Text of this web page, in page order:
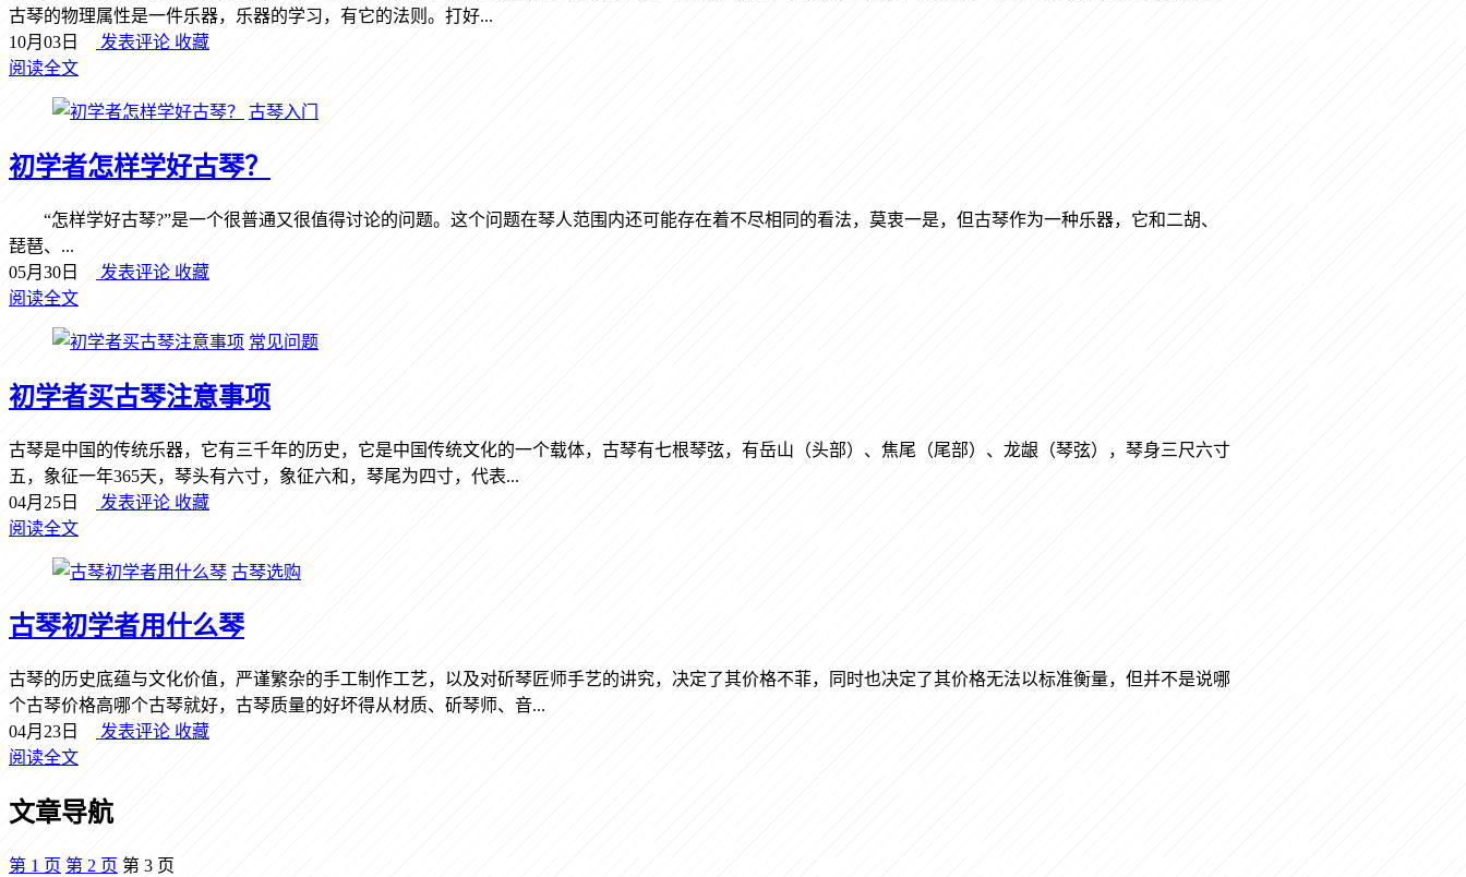
古琴的物理属性是一件乐器，乐器的学习，有它的法则。打好...
10月03日
发表评论 收藏
阅读全文
古琴入门
初学者怎样学好古琴？
“怎样学好古琴?”是一个很普通又很值得讨论的问题。这个问题在琴人范围内还可能存在着不尽相同的看法，莫衷一是，但古琴作为一种乐器，它和二胡、
琵琶、...
05月30日
发表评论 收藏
阅读全文
常见问题
初学者买古琴注意事项
古琴是中国的传统乐器，它有三千年的历史，它是中国传统文化的一个载体，古琴有七根琴弦，有岳山（头部）、焦尾（尾部）、龙龈（琴弦），琴身三尺六寸
五，象征一年365天，琴头有六寸，象征六和，琴尾为四寸，代表...
04月25日
发表评论 收藏
阅读全文
古琴选购
古琴初学者用什么琴
古琴的历史底蕴与文化价值，严谨繁杂的手工制作工艺，以及对斫琴匠师手艺的讲究，决定了其价格不菲，同时也决定了其价格无法以标准衡量，但并不是说哪
个古琴价格高哪个古琴就好，古琴质量的好坏得从材质、斫琴师、音...
04月23日
发表评论 收藏
阅读全文
文章导航
第 1 页 第 2 页 第 3 页